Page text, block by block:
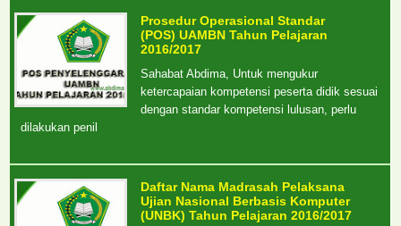
Prosedur Operasional Standar
(POS) UAMBN Tahun Pelajaran
2016/2017
Sahabat Abdima, Untuk mengukur
ketercapaian kompetensi peserta didik sesuai
dengan standar kompetensi lulusan, perlu
dilakukan penil
Daftar Nama Madrasah Pelaksana
Ujian Nasional Berbasis Komputer
(UNBK) Tahun Pelajaran 2016/2017